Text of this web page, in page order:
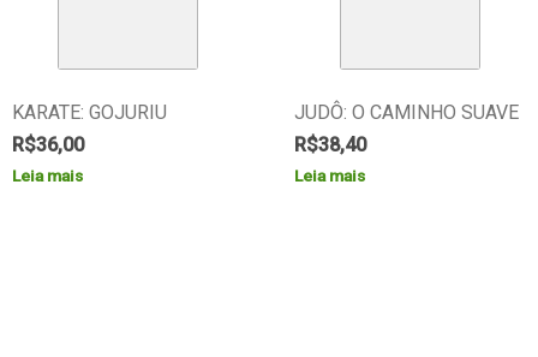
KARATE: GOJURIU
R$36,00
Leia mais
JUDÔ: O CAMINHO SUAVE
R$38,40
Leia mais